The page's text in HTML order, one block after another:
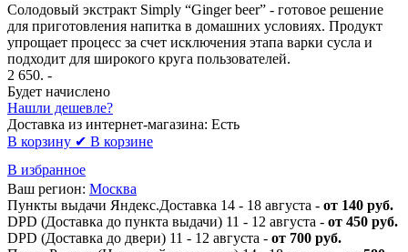
Солодовый экстракт Simply “Ginger beer” - готовое решение
для приготовления напитка в домашних условиях. Продукт
упрощает процесс за счет исключения этапа варки сусла и
подходит для широкого круга пользователей.
2 650. -
Будет начислено
Нашли дешевле?
Доставка из интернет-магазина: Есть
В корзину ✔ В корзине
В избранное
Ваш регион: Москва
Пункты выдачи Яндекс.Доставка 14 - 18 августа - от 140 руб.
DPD (Доставка до пункта выдачи) 11 - 12 августа - от 450 руб.
DPD (Доставка до двери) 11 - 12 августа - от 700 руб.